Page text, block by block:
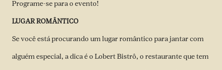
Programe-se para o evento!
LUGAR ROMÂNTICO
Se você está procurando um lugar romântico para jantar com
alguém especial, a dica é o Lobert Bistrô, o restaurante que tem